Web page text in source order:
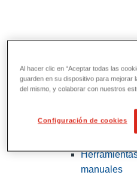
Herramientas de
View All
manuales
Al hacer clic en “Aceptar todas las
guarden en su dispositivo para mejorar
del mismo, y colaborar con nuestros
Configuración de cookies